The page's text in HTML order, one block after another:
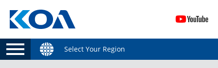
Select Your Region